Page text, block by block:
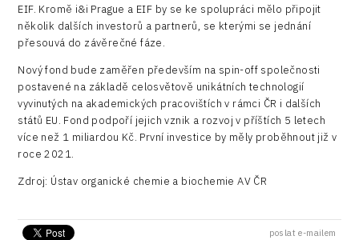
EIF. Kromě i&i Prague a EIF by se ke spolupráci mělo připojit
několik dalších investorů a partnerů, se kterými se jednání
přesouvá do závěrečné fáze.
Nový fond bude zaměřen především na spin-off společnosti
postavené na základě celosvětově unikátních technologií
vyvinutých na akademických pracovištích v rámci ČR i dalších
států EU. Fond podpoří jejich vznik a rozvoj v příštích 5 letech
více než 1 miliardou Kč. První investice by měly proběhnout již v
roce 2021.
Zdroj: Ústav organické chemie a biochemie AV ČR
poslat e-mailem